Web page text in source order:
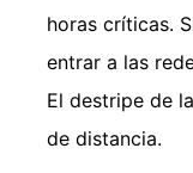
horas críticas.
entrar a las
El destripe de
de distancia.